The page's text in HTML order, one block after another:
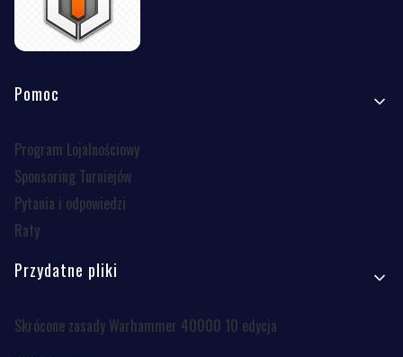
Linki w stopce
Pomoc
Program Lojalnościowy
Sponsoring Turniejów
Pytania i odpowiedzi
Raty
Przydatne pliki
Skrócone zasady Warhammer 40000 10 edycja